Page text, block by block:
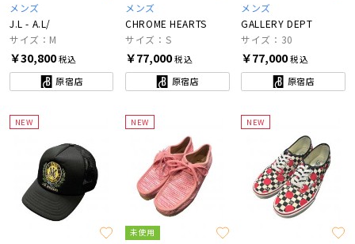
メンズ
J.L - A.L/
サイズ：M
￥30,800税込
原宿店
メンズ
CHROME HEARTS
サイズ：S
￥77,000税込
原宿店
メンズ
GALLERY DEPT
サイズ：30
￥77,000税込
原宿店
NEW NEW
未使用
NEW